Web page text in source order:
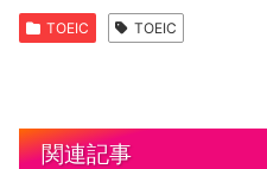
TOEIC TOEIC
関連記事